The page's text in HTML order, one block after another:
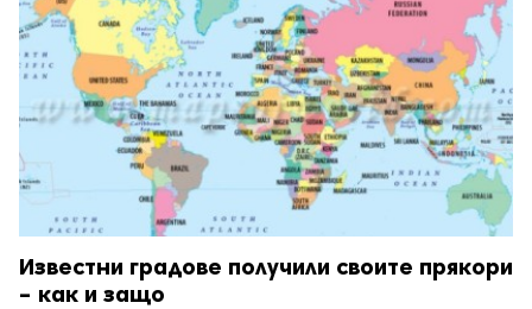
Известни градове получили своите прякори
– как и защо